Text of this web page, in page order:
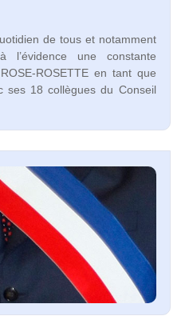
de tous et notamment
une constante
ROSETTE en tant que
ses 18 collègues du Conseil